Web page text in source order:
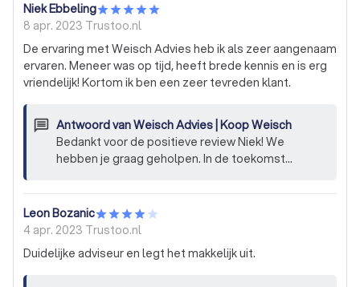
Niek Ebbeling
8 apr. 2023 Trustoo.nl
De ervaring met Weisch Advies heb ik als zeer aangenaam
ervaren. Meneer was op tijd, heeft brede kennis en is erg
vriendelijk! Kortom ik ben een zeer tevreden klant.
Antwoord vanWeisch Advies | Koop Weisch
Bedankt voor de positieve review Niek! We
hebben je graag geholpen. In de toekomst
Leon Bozanic
4 apr. 2023 Trustoo.nl
Duidelijke adviseur en legt het makkelijk uit.